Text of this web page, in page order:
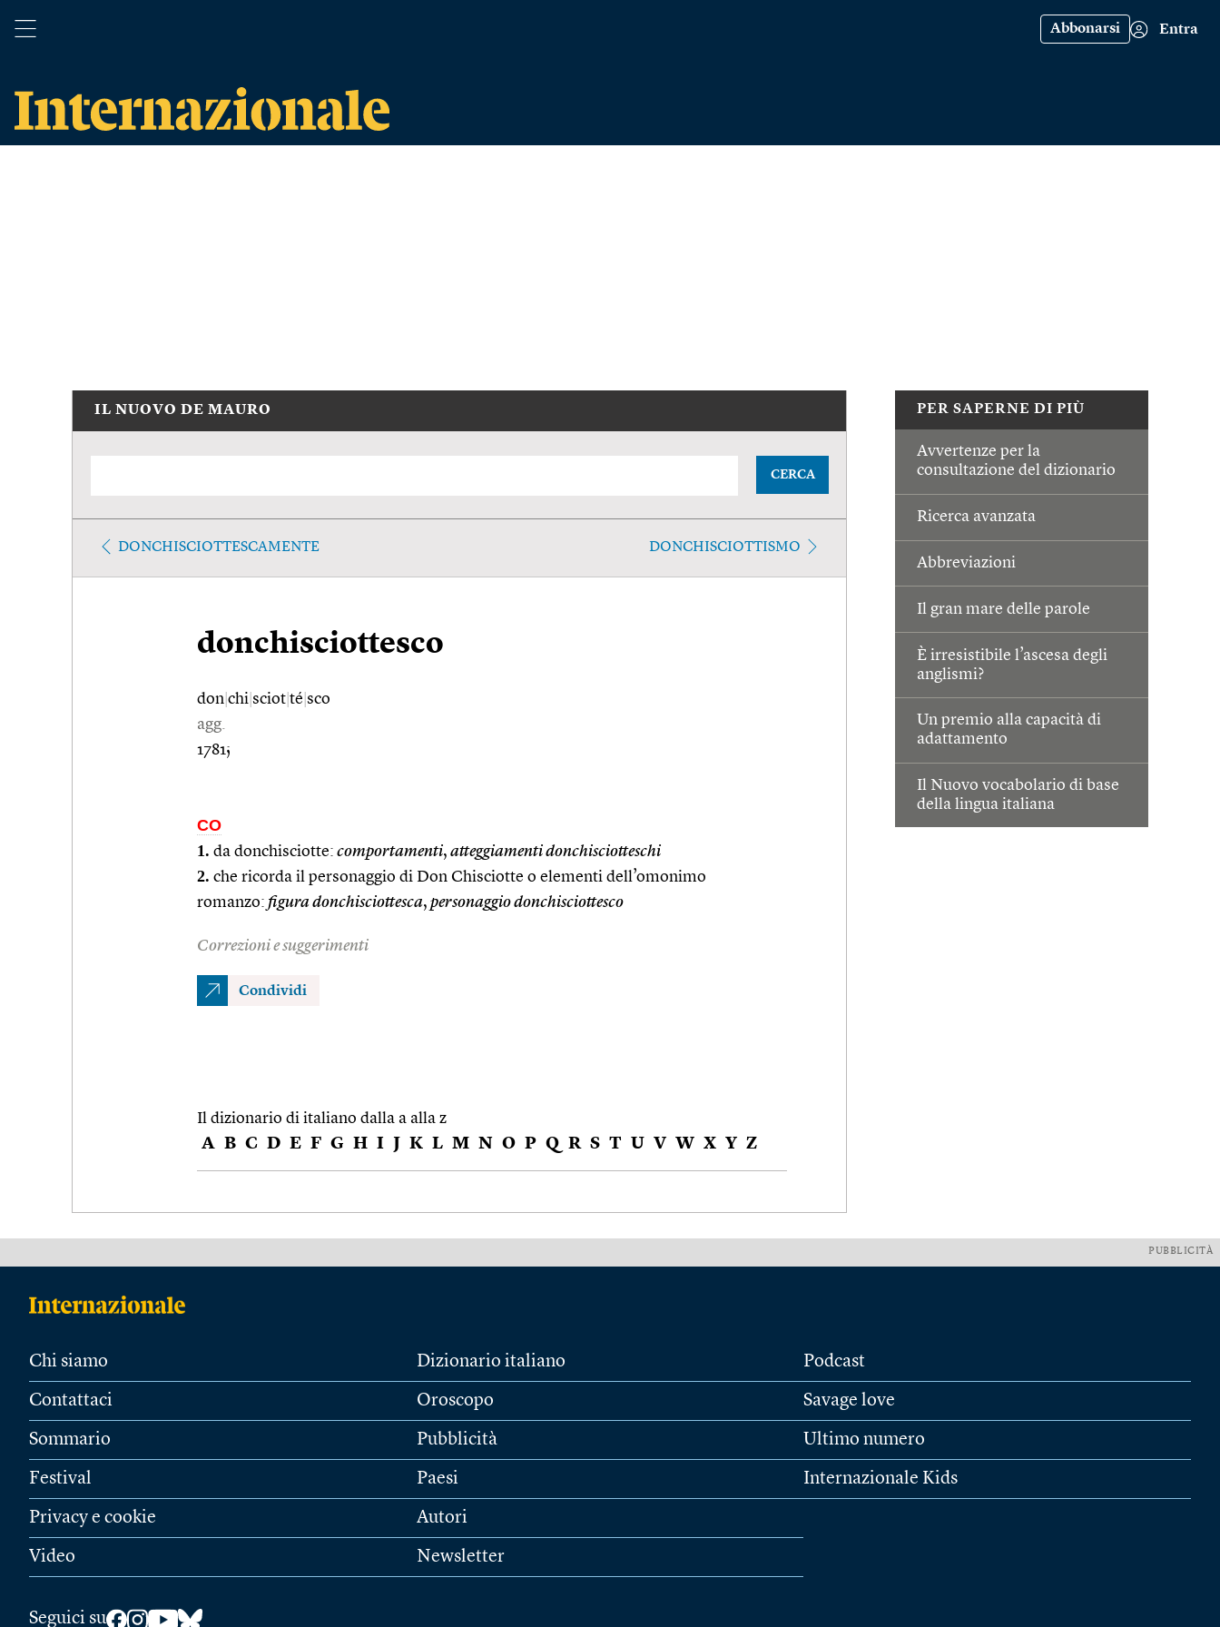
Abbonarsi Entra
PER SAPERNE DI PIÙ
Avvertenze per la
consultazione del dizionario
Ricerca avanzata
Abbreviazioni
Il gran mare delle parole
È irresistibile l’ascesa degli
anglismi?
Un premio alla capacità di
adattamento
Il Nuovo vocabolario di base
della lingua italiana
IL NUOVO DE MAURO
CERCA
DONCHISCIOTTESCAMENTE DONCHISCIOTTISMO
donchisciottesco
don chi sciot té sco
agg.
1781;
CO
1. da donchisciotte: comportamenti, atteggiamenti donchisciotteschi
2. che ricorda il personaggio di Don Chisciotte o elementi dell’omonimo
romanzo: figura donchisciottesca, personaggio donchisciottesco
Correzioni e suggerimenti
Condividi
Il dizionario di italiano dalla a alla z
A B C D E F G H I J K L M N O P Q R S T U V W X Y Z
PUBBLICITÀ
Chi siamo
Contattaci
Sommario
Festival
Privacy e cookie
Video
Dizionario italiano
Oroscopo
Pubblicità
Paesi
Autori
Newsletter
Podcast
Savage love
Ultimo numero
Internazionale Kids
Seguici su